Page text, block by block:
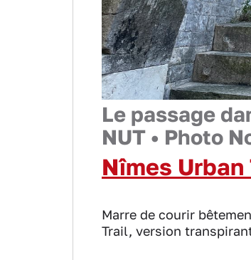
Le passage
NUT • Photo
Nîmes
Marre de courir
Trail, version